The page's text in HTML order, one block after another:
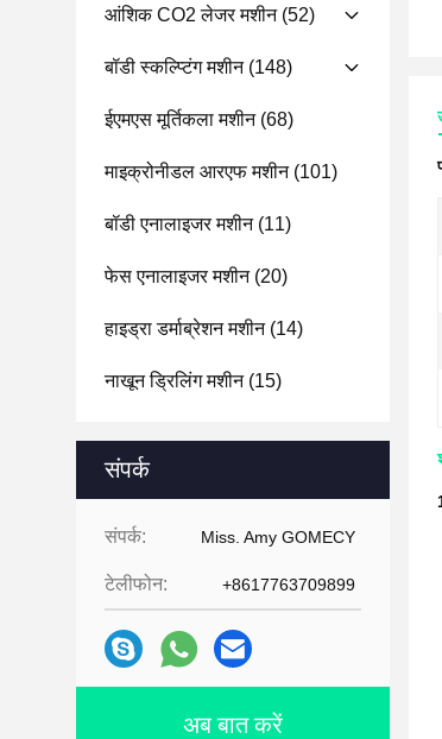
आंशिक CO2 लेजर मशीन(52)
बॉडी स्कल्प्टिंग मशीन(148)
ईएमएस मूर्तिकला मशीन(68)
माइक्रोनीडल आरएफ मशीन(101)
बॉडी एनालाइजर मशीन(11)
फेस एनालाइजर मशीन(20)
हाइड्रा डर्माब्रेशन मशीन(14)
नाखून ड्रिलिंग मशीन(15)
संपर्क
संपर्क: Miss. Amy GOMECY
टेलीफोन: +8617763709899
अब बात करें